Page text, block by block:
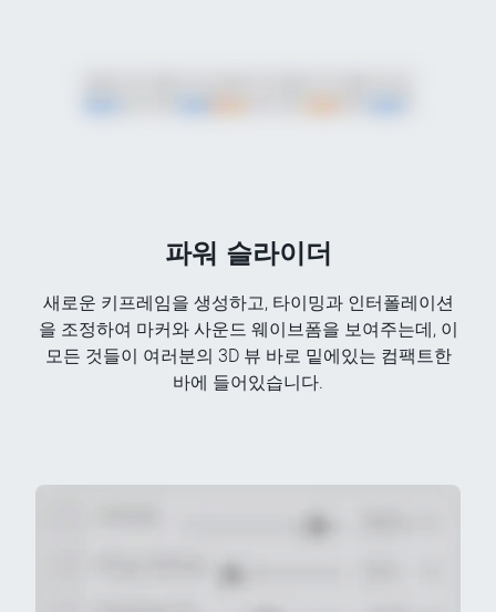
파워 슬라이더
새로운 키프레임을 생성하고, 타이밍과 인터폴레이션
을 조정하여 마커와 사운드 웨이브폼을 보여주는데, 이
모든 것들이 여러분의 3D 뷰 바로 밑에있는 컴팩트한
바에 들어있습니다.